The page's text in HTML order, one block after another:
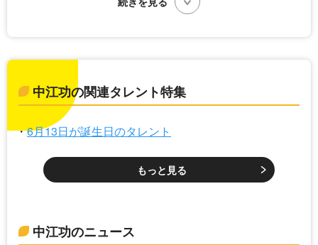
中江功の関連タレント特集
6月13日が誕生日のタレント
もっと見る
中江功のニュース